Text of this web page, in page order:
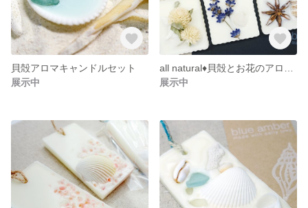
貝殻アロマキャンドルセット
展示中
展示中